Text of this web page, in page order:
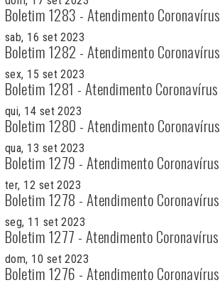
Boletim 1283 - Atendimento Coronavírus
sab, 16 set 2023
Boletim 1282 - Atendimento Coronavírus
sex, 15 set 2023
Boletim 1281 - Atendimento Coronavírus
qui, 14 set 2023
Boletim 1280 - Atendimento Coronavírus
qua, 13 set 2023
Boletim 1279 - Atendimento Coronavírus
ter, 12 set 2023
Boletim 1278 - Atendimento Coronavírus
seg, 11 set 2023
Boletim 1277 - Atendimento Coronavírus
dom, 10 set 2023
Boletim 1276 - Atendimento Coronavírus